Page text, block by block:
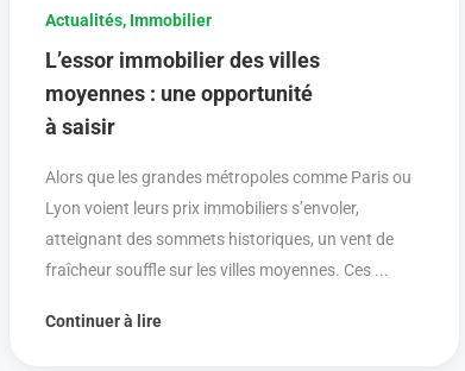
Actualités, Immobilier
L’essor immobilier des villes
moyennes : une opportunité
à saisir
Alors que les grandes métropoles comme Paris ou
Lyon voient leurs prix immobiliers s’envoler,
atteignant des sommets historiques, un vent de
fraîcheur souffle sur les villes moyennes. Ces ...
Continuer à lire